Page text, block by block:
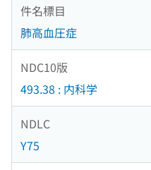
件名標目
肺高血圧症
NDC10版
493.38 : 内科学
NDLC
Y75